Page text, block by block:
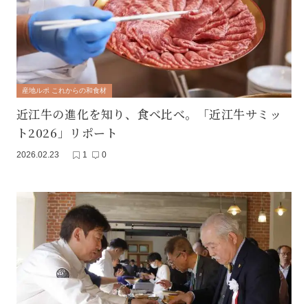
産地ルポ これからの和食材
近江牛の進化を知り、食べ比べ。「近江牛サミッ
ト2026」リポート
2026.02.23 1 0